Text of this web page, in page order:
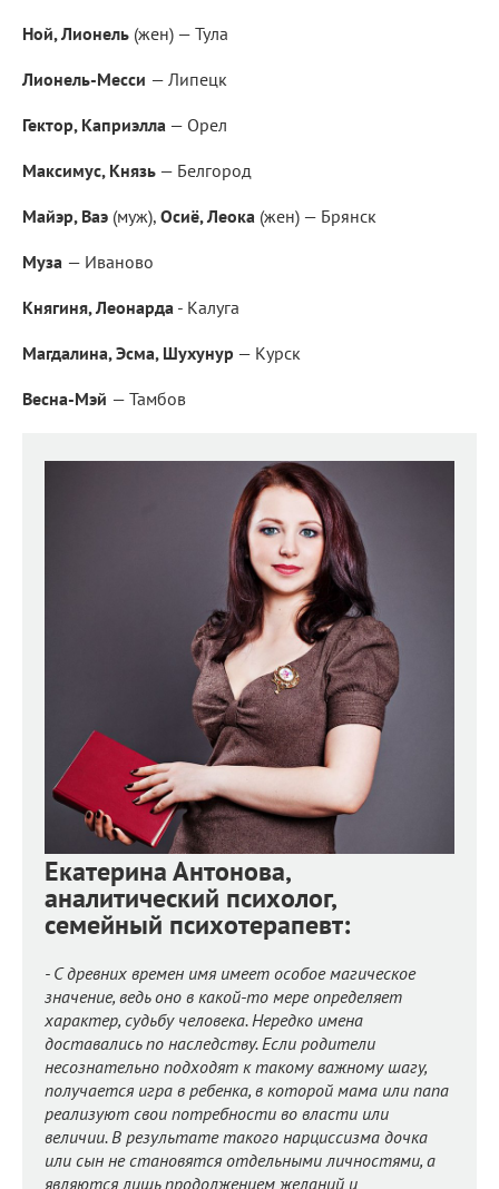
Ной, Лионель (жен) — Тула
Лионель-Месси — Липецк
Гектор, Каприэлла — Орел
Максимус, Князь — Белгород
Майэр, Ваэ (муж), Осиё, Леока (жен) — Брянск
Муза — Иваново
Княгиня, Леонарда - Калуга
Магдалина, Эсма, Шухунур — Курск
Весна-Мэй — Тамбов
Екатерина Антонова,
аналитический психолог,
семейный психотерапевт:
- С древних времен имя имеет особое магическое
значение, ведь оно в какой-то мере определяет
характер, судьбу человека. Нередко имена
доставались по наследству. Если родители
несознательно подходят к такому важному шагу,
получается игра в ребенка, в которой мама или папа
реализуют свои потребности во власти или
величии. В результате такого нарциссизма дочка
или сын не становятся отдельными личностями, а
являются лишь продолжением желаний и